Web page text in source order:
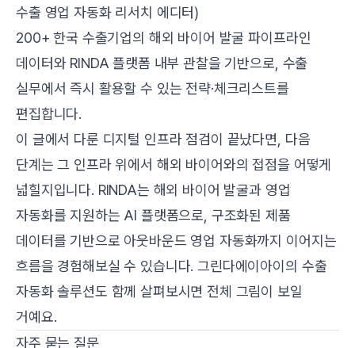
수출 영업 자동화 리서치 에디터)
200+ 한국 수출기업의 해외 바이어 발굴 파이프라인
데이터와 RINDA 플랫폼 내부 관찰을 기반으로, 수출
실무에서 즉시 활용할 수 있는 전략·체크리스트를
편집합니다.
이 글에서 다룬 디지털 인프라 점검이 끝났다면, 다음
단계는 그 인프라 위에서 해외 바이어와의 접점을 어떻게
넓힐지입니다. RINDA는 해외 바이어 발굴과 영업
자동화를 지원하는 AI 플랫폼으로, 구조화된 제품
데이터를 기반으로 아웃바운드 영업 자동화까지 이어지는
흐름을 경험해보실 수 있습니다.그린다에이아이 의 수출
자동화 솔루션도 함께 살펴보시면 전체 그림이 보일
거예요.
자주 묻는 질문